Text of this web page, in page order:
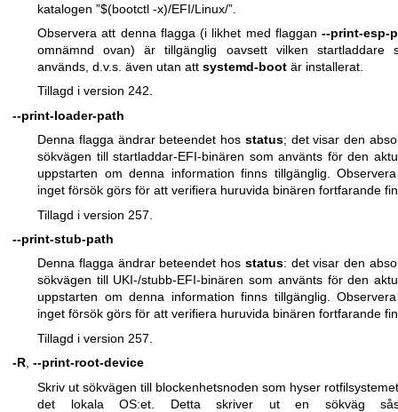
katalogen ”$(bootctl -x)/EFI/Linux/”.
Observera att denna flagga (i likhet med flaggan --print-esp-
omnämnd ovan) är tillgänglig oavsett vilken startladdare
används, d.v.s. även utan att systemd-boot är installerat.
Tillagd i version 242.
--print-loader-path
Denna flagga ändrar beteendet hos status; det visar den
sökvägen till startladdar-EFI-binären som använts för den
uppstarten om denna information finns tillgänglig.
inget försök görs för att verifiera huruvida binären fortfarande
Tillagd i version 257.
--print-stub-path
Denna flagga ändrar beteendet hos status: det visar den
sökvägen till UKI-/stubb-EFI-binären som använts för den
uppstarten om denna information finns tillgänglig.
inget försök görs för att verifiera huruvida binären fortfarande
Tillagd i version 257.
-R --print-root-device
Skriv ut sökvägen till blockenhetsnoden som hyser
det lokala OS:et. Detta skriver ut en sökväg